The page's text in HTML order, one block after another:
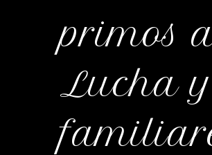
primos
Lucha y